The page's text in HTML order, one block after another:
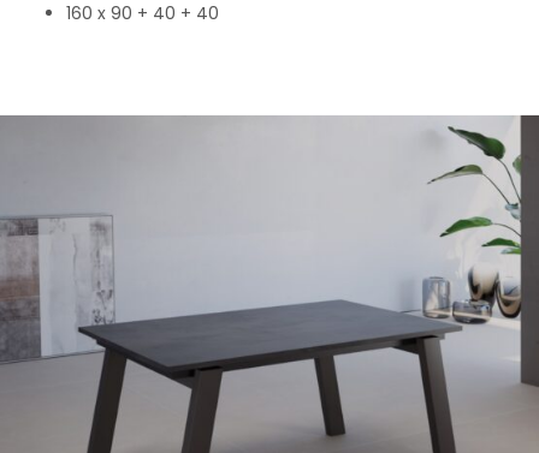
160 x 90 + 40 + 40